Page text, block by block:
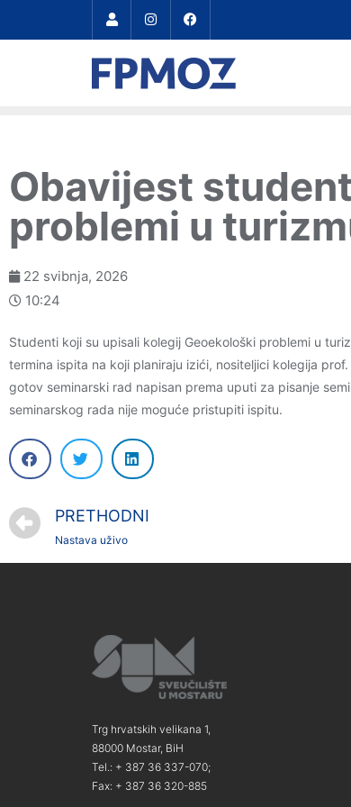
Obavijest
problemi u
22 svibnja, 2026
10:24
Studenti koji su upisali kolegij Geoekološki problemi u
termina ispita na koji planiraju izići, nositeljici kolegija
gotov seminarski rad napisan prema uputi za pisanje
seminarskog rada nije moguće pristupiti ispitu.
PRETHODNI
Nastava uživo
Trg hrvatskih velikana 1,
88000 Mostar, BiH
Tel.: + 387 36 337-070;
Fax: + 387 36 320-885